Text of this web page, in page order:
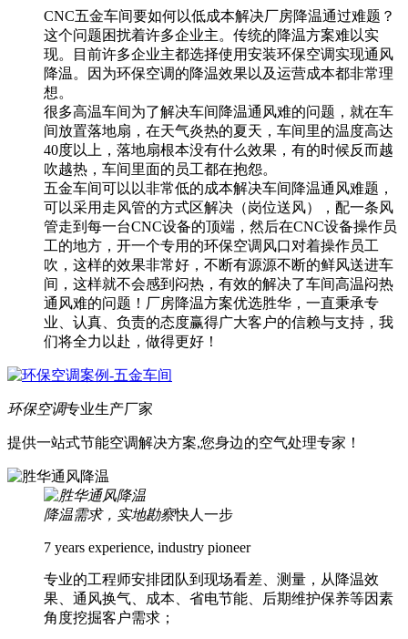
CNC五金车间要如何以低成本解决厂房降温通过难题？
这个问题困扰着许多企业主。传统的降温方案难以实
现。目前许多企业主都选择使用安装环保空调实现通风
降温。因为环保空调的降温效果以及运营成本都非常理
想。
很多高温车间为了解决车间降温通风难的问题，就在车
间放置落地扇，在天气炎热的夏天，车间里的温度高达
40度以上，落地扇根本没有什么效果，有的时候反而越
吹越热，车间里面的员工都在抱怨。
五金车间可以以非常低的成本解决车间降温通风难题，
可以采用走风管的方式区解决（岗位送风），配一条风
管走到每一台CNC设备的顶端，然后在CNC设备操作员
工的地方，开一个专用的环保空调风口对着操作员工
吹，这样的效果非常好，不断有源源不断的鲜风送进车
间，这样就不会感到闷热，有效的解决了车间高温闷热
通风难的问题！厂房降温方案优选胜华，一直秉承专
业、认真、负责的态度赢得广大客户的信赖与支持，我
们将全力以赴，做得更好！
环保空调专业生产厂家
提供一站式节能空调解决方案,您身边的空气处理专家！
降温需求，实地勘察快人一步
7 years experience, industry pioneer
专业的工程师安排团队到现场看差、测量，从降温效
果、通风换气、成本、省电节能、后期维护保养等因素
角度挖掘客户需求；